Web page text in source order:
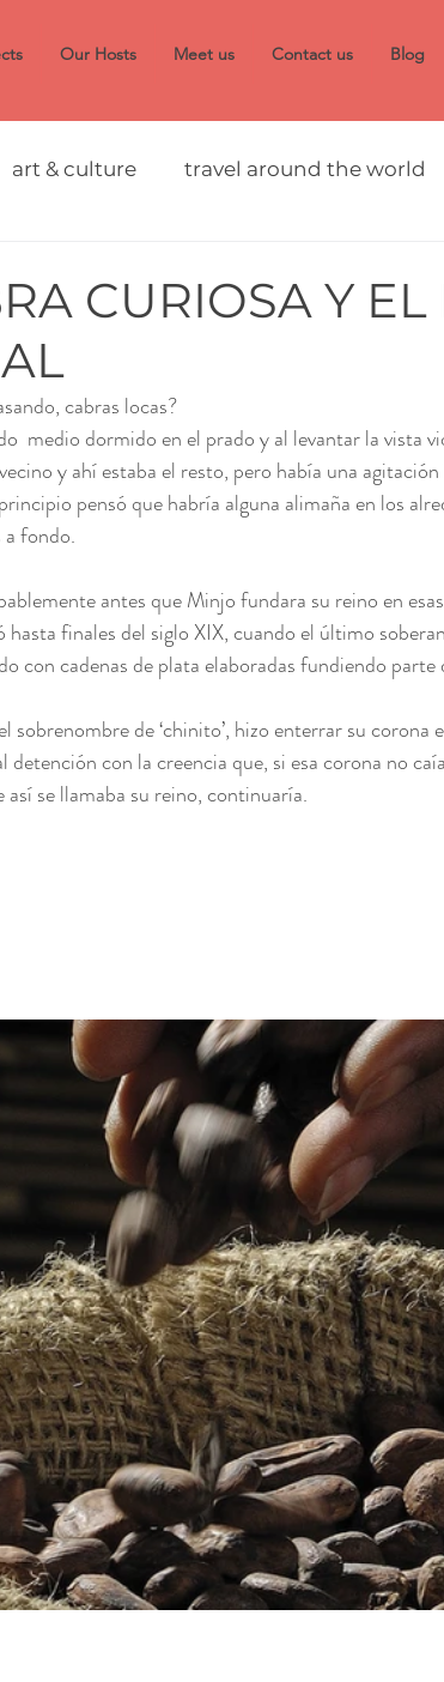
Our Hosts Meet us Contact us Blog
art & culture travel around the world
CURIOSA Y
cabras locas?
medio dormido en el prado y al levantar la vista
y ahí estaba el resto, pero había una
pensó que habría alguna alimaña en los
a fondo.
antes que Minjo fundara su reino en
finales del siglo XIX, cuando el último
con cadenas de plata elaboradas fundiendo
sobrenombre de ‘chinito’, hizo enterrar su
detención con la creencia que, si esa corona no
se llamaba su reino, continuaría.